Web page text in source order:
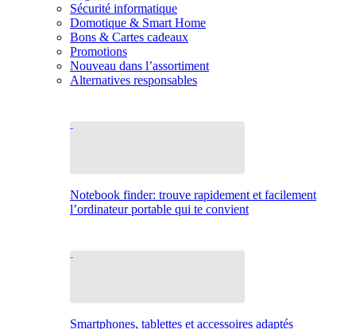
Sécurité informatique
Domotique & Smart Home
Bons & Cartes cadeaux
Promotions
Nouveau dans l’assortiment
Alternatives responsables
Notebook finder: trouve rapidement et facilement
l’ordinateur portable qui te convient
Smartphones, tablettes et accessoires adaptés